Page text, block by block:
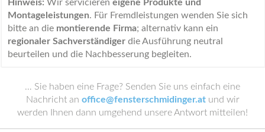
Hinweis: Wir servicieren eigene Produkte und
Montageleistungen. Für Fremdleistungen wenden Sie sich
bitte an die montierende Firma; alternativ kann ein
regionaler Sachverständiger die Ausführung neutral
beurteilen und die Nachbesserung begleiten.
… Sie haben eine Frage? Senden Sie uns einfach eine
Nachricht an office@fensterschmidinger.atund wir
werden Ihnen dann umgehend unsere Antwort mitteilen!